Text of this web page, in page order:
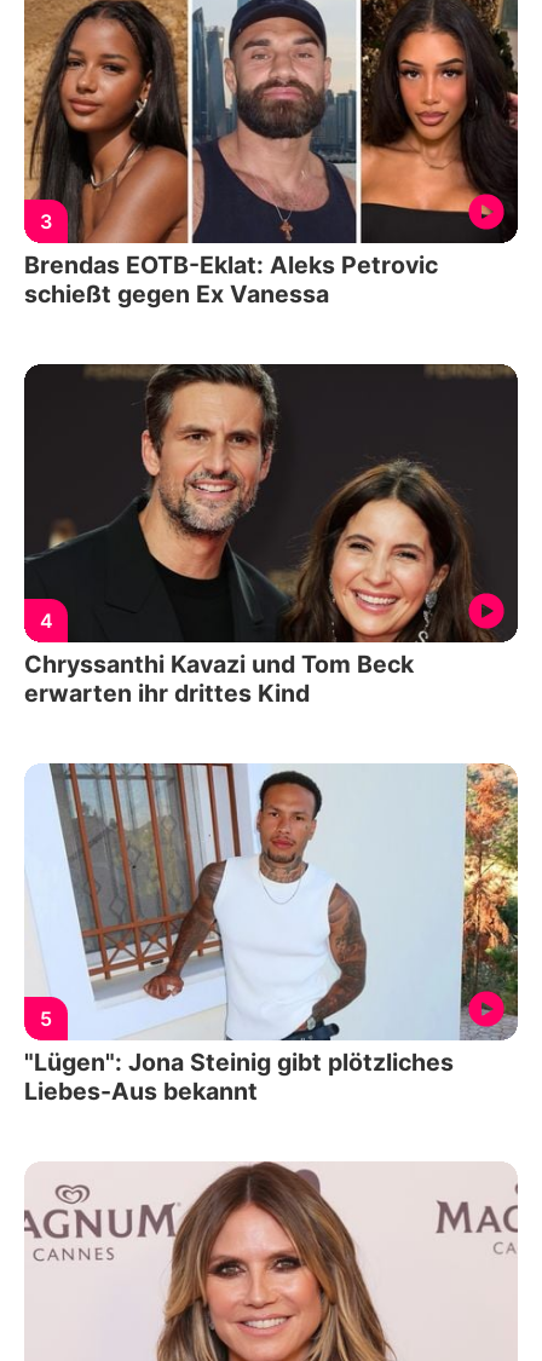
3
Brendas EOTB-Eklat: Aleks Petrovic
schießt gegen Ex Vanessa
4
Chryssanthi Kavazi und Tom Beck
erwarten ihr drittes Kind
5
"Lügen": Jona Steinig gibt plötzliches
Liebes-Aus bekannt